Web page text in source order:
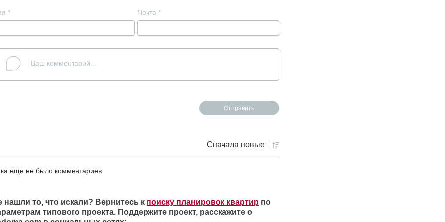
* Почта *
Сначала новые
еще не было комментариев
нашли то, что искали? Вернитесь к поиску планировок квартир по
типового проекта. Поддержите проект, расскажите о